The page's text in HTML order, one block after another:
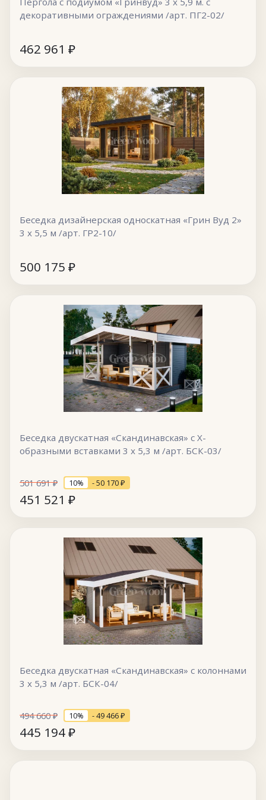
декоративными ограждениями /арт. ПГ2-02/
462 961 ₽
Беседка дизайнерская односкатная «Грин Вуд 2»
3 х 5,5 м /арт. ГР2-10/
500 175 ₽
Беседка двускатная «Скандинавская» с Х-
образными вставками 3 х 5,3 м /арт. БСК-03/
501 691₽ 10% - 50 170₽
451 521 ₽
Беседка двускатная «Скандинавская» с колоннами
3 х 5,3 м /арт. БСК-04/
494 660₽ 10% - 49 466₽
445 194₽